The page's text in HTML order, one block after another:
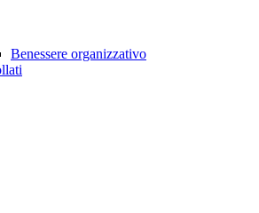
Benessere organizzativo